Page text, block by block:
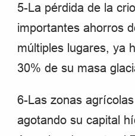
5-La pérdida de la
importantes ahorros
múltiples lugares, ya
30% de su masa
6-Las zonas
agotando su capital